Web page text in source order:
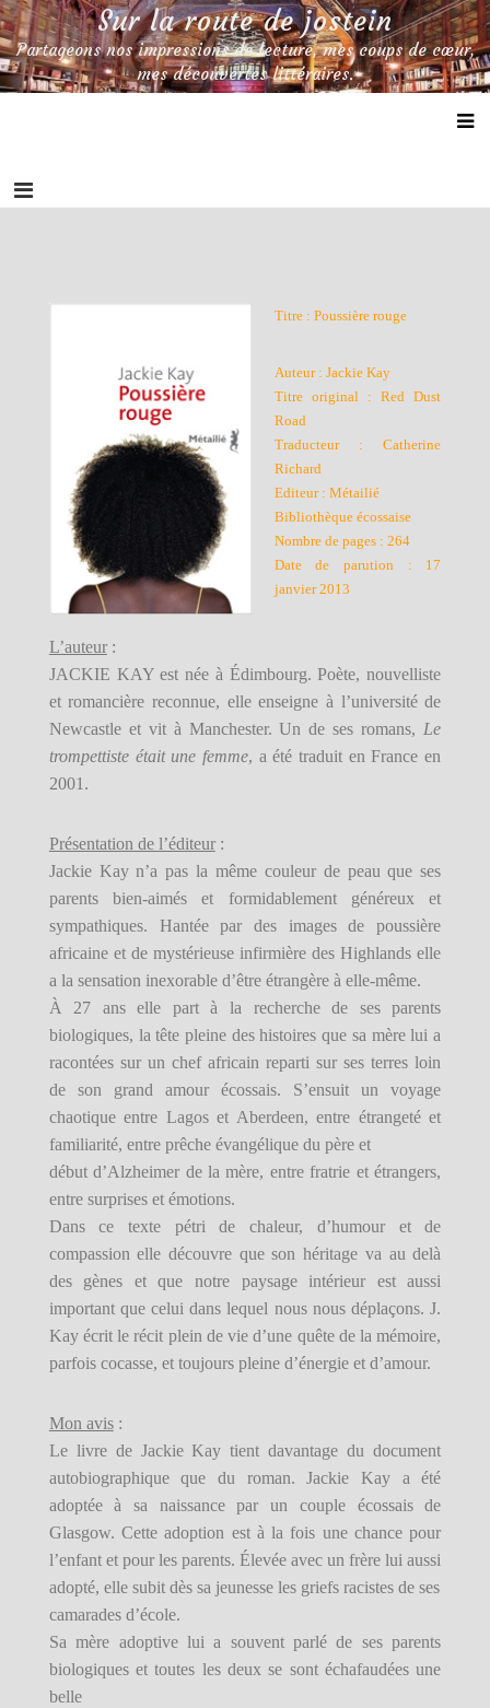
Skip
to
content
Sur la route de jostein
Partageons nos impressions de lecture, mes coups de cœur,
mes découvertes littéraires.
Titre : Poussière rouge
Auteur : Jackie Kay
Titre original : Red Dust
Road
Traducteur : Catherine
Richard
Editeur : Métailié
Bibliothèque écossaise
Nombre de pages : 264
Date de parution : 17
janvier 2013
L’auteur:
JACKIE KAY est née à Édimbourg. Poète, nouvelliste
et romancière reconnue, elle enseigne à l’université de
Newcastle et vit à Manchester. Un de ses romans, Le
trompettiste était une femme, a été traduit en France en
2001.
Présentation de l’éditeur:
Jackie Kay n’a pas la même couleur de peau que ses
parents bien-aimés et formidablement généreux et
sympathiques. Hantée par des images de poussière
africaine et de mystérieuse infirmière des Highlands elle
a la sensation inexorable d’être étrangère à elle-même.
À 27 ans elle part à la recherche de ses parents
biologiques, la tête pleine des histoires que sa mère lui a
racontées sur un chef africain reparti sur ses terres loin
de son grand amour écossais. S’ensuit un voyage
chaotique entre Lagos et Aberdeen, entre étrangeté et
familiarité, entre prêche évangélique du père et
début d’Alzheimer de la mère, entre fratrie et étrangers,
entre surprises et émotions.
Dans ce texte pétri de chaleur, d’humour et de
compassion elle découvre que son héritage va au delà
des gènes et que notre paysage intérieur est aussi
important que celui dans lequel nous nous déplaçons. J.
Kay écrit le récit plein de vie d’une quête de la mémoire,
parfois cocasse, et toujours pleine d’énergie et d’amour.
Mon avis:
Le livre de Jackie Kay tient davantage du document
autobiographique que du roman. Jackie Kay a été
adoptée à sa naissance par un couple écossais de
Glasgow. Cette adoption est à la fois une chance pour
l’enfant et pour les parents. Élevée avec un frère lui aussi
adopté, elle subit dès sa jeunesse les griefs racistes de ses
camarades d’école.
Sa mère adoptive lui a souvent parlé de ses parents
biologiques et toutes les deux se sont échafaudées une
belle